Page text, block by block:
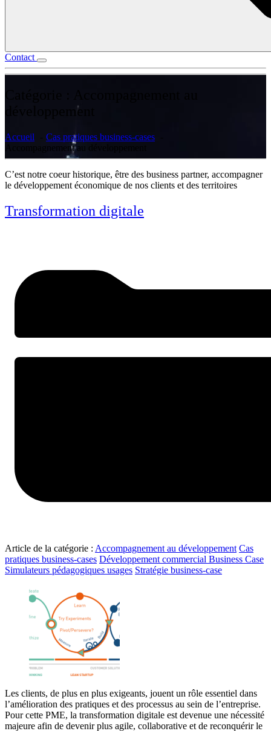
Contact
développement
Accueil
Cas pratiques business-cases
Accompagnement au développement
C’est notre coeur historique, être des business partner, accompagner
le développement économique de nos clients et des territoires
Transformation digitale
Article de la catégorie : Accompagnement au développement Cas
pratiques business-cases Développement commercial Business Case
Simulateurs pédagogiques usages Stratégie business-case
Les clients, de plus en plus exigeants, jouent un rôle essentiel dans
l’amélioration des pratiques et des processus au sein de l’entreprise.
Pour cette PME, la transformation digitale est devenue une nécessité
majeure afin de devenir plus agile, collaborative et de reconquérir le